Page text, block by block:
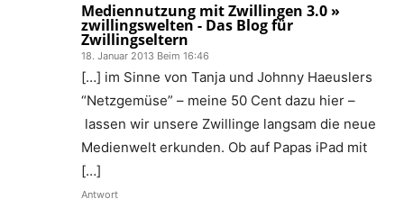
Mediennutzung mit Zwillingen 3.0 »
zwillingswelten - Das Blog für
Zwillingseltern
18. Januar 2013 Beim 16:46
[…] im Sinne von Tanja und Johnny Haeuslers
“Netzgemüse” – meine 50 Cent dazu hier –
lassen wir unsere Zwillinge langsam die neue
Medienwelt erkunden. Ob auf Papas iPad mit
[…]
Antwort